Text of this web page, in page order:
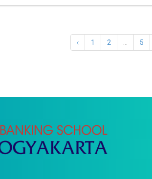
‹ 1 2 5